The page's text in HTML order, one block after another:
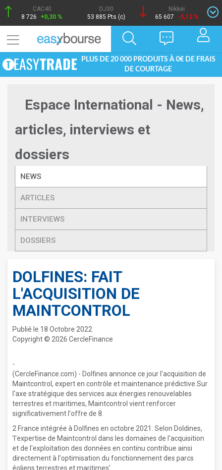
CAC40
8 726
+0,30 %
DJ30
53 885 Pts (c)
Nikkei
65 607
-0,12 %
PLUS DE 20 000 PRODUITS À 0€ DE FRAIS
DE COURTAGE
Espace International - News,
articles, interviews et
dossiers
NEWS
ARTICLES
INTERVIEWS
DOSSIERS
DOLFINES: FAIT
L'ACQUISITION DE
MAINTCONTROL
Publié le 18 Octobre 2022
Copyright © 2026 CercleFinance
-
(CercleFinance.com) - Dolfines annonce ce jour l'acquisition de
Maintcontrol, expert en contrôle et maintenance prédictive.Sur
l'axe stratégique des services aux énergies renouvelables
terrestres et maritimes, Maintcontrol vient renforcer
significativement l'offre de 8.
2 France intégrée à Dolfines en octobre 2021. Selon Doldines,
'l'expertise de Maintcontrol dans les domaines de l'acquisition
et de l'exploitation des données en continu contribue ainsi
directement à l'optimisation du fonctionnement des parcs
éoliens terrestres et maritimes'.